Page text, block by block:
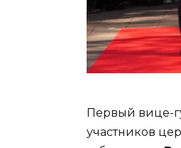
Первый вице-
участников